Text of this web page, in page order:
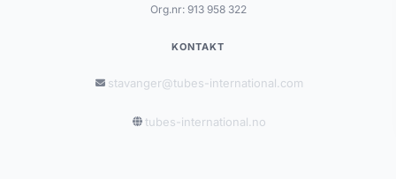
Org.nr: 913 958 322
KONTAKT
stavanger@tubes-international.com
tubes-international.no